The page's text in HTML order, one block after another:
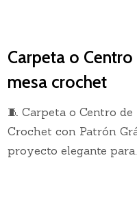
Carpeta o Centro
mesa crochet
🧵 Carpeta o Centro de
Crochet con Patrón
proyecto elegante para…